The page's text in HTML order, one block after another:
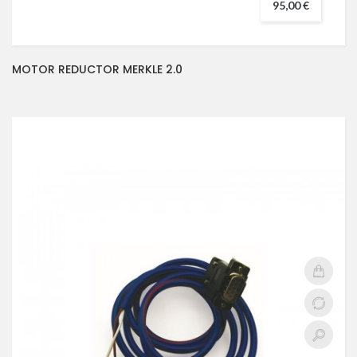
95,00 €
MOTOR REDUCTOR MERKLE 2.0